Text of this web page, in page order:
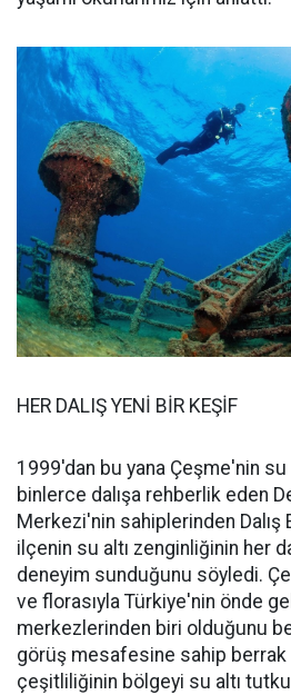
HER DALIŞ YENİ BİR KEŞİF
1999'dan bu yana Çeşme'nin su
binlerce dalışa rehberlik eden
Merkezi'nin sahiplerinden Dalış
ilçenin su altı zenginliğinin her
deneyim sunduğunu söyledi.
ve florasıyla Türkiye'nin önde
merkezlerinden biri olduğunu
görüş mesafesine sahip berrak
çeşitliliğinin bölgeyi su altı